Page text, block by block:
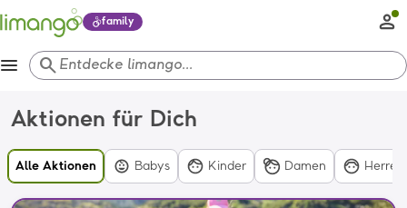
family
search Entdecke limango...
Aktionen für Dich
Alle Aktionen Babys Kinder Damen Herren